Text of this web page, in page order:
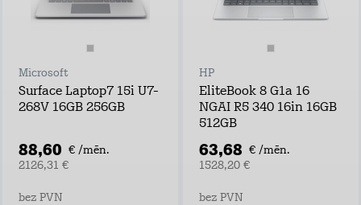
Microsoft
Surface Laptop7 15i U7-
268V 16GB 256GB
88,60 € /mēn.
2126,31 €
bez PVN
HP
EliteBook 8 G1a 16
NGAI R5 340 16in 16GB
512GB
63,68 € /mēn.
1528,20 €
bez PVN